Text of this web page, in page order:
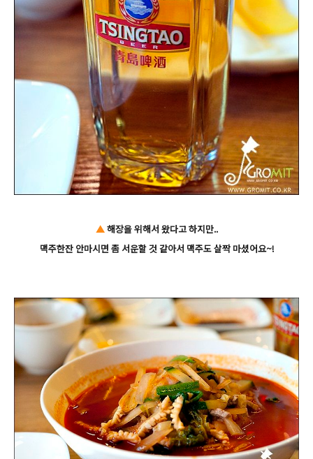
▲해장을 위해서 왔다고 하지만..
맥주한잔 안마시면 좀 서운할 것 같아서 맥주도 살짝 마셨어요~!